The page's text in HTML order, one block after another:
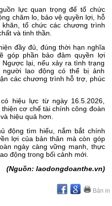
lực quan trọng để tổ chức
chăm lo, bảo vệ quyền lợi, hỗ
tổ chức các chương trình
và tinh thần.
đầy đủ, đúng thời hạn nghĩa
góp phần bảo đảm quyền lợi
lại, nếu xảy ra tình trạng
người lao động có thể bị ảnh
các chương trình hỗ trợ, phúc
hiệu lực từ ngày 16.5.2026,
cơ chế tài chính công đoàn
hiệu quả hơn.
động tìm hiểu, nắm bắt chính
lợi của bản thân mà còn góp
ngày càng vững mạnh, thực
động trong bối cảnh mới.
(Nguồn: laodongdoanthe.vn)
Bản in